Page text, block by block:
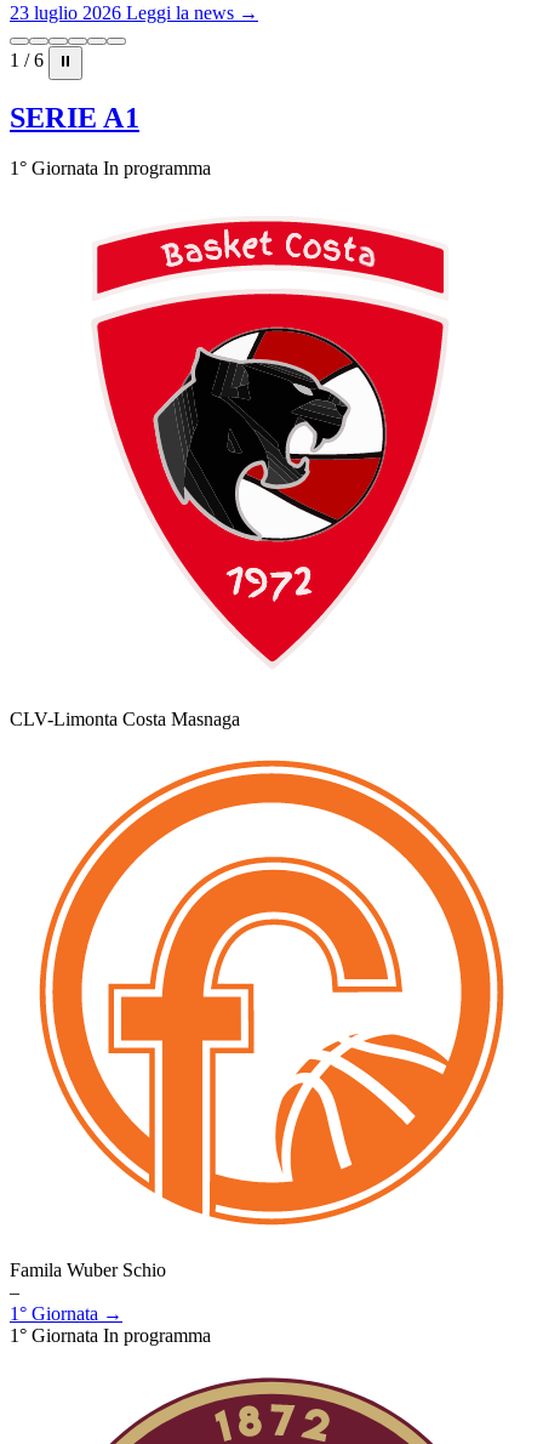
23 luglio 2026 Leggi la news →
1 / 6 ⏸
SERIE A1
1° Giornata In programma
CLV-Limonta Costa Masnaga
Famila Wuber Schio
–
1° Giornata →
1° Giornata In programma